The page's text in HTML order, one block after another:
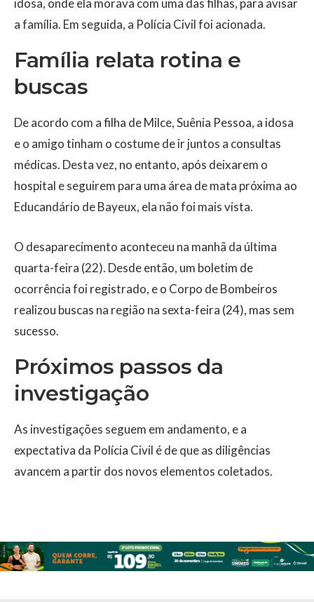
idosa, onde ela morava com uma das filhas, para avisar
a família. Em seguida, a Polícia Civil foi acionada.
Família relata rotina e
buscas
De acordo com a filha de Milce, Suênia Pessoa, a idosa
e o amigo tinham o costume de ir juntos a consultas
médicas. Desta vez, no entanto, após deixarem o
hospital e seguirem para uma área de mata próxima ao
Educandário de Bayeux, ela não foi mais vista.
O desaparecimento aconteceu na manhã da última
quarta-feira (22). Desde então, um boletim de
ocorrência foi registrado, e o Corpo de Bombeiros
realizou buscas na região na sexta-feira (24), mas sem
sucesso.
Próximos passos da
investigação
As investigações seguem em andamento, e a
expectativa da Polícia Civil é de que as diligências
avancem a partir dos novos elementos coletados.